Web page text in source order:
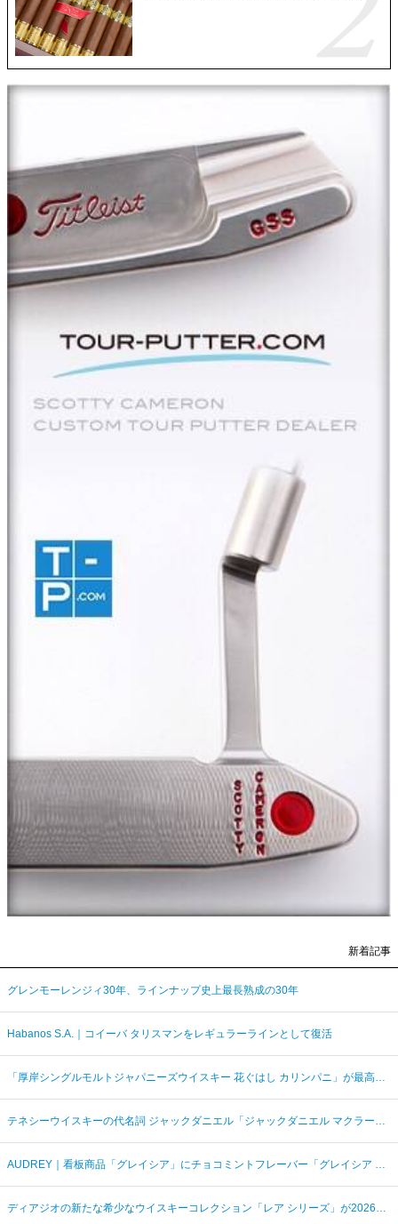
新着記事
グレンモーレンジィ30年、ラインナップ史上最長熟成の30年
Habanos S.A.｜コイーバ タリスマンをレギュラーラインとして復活
「厚岸シングルモルトジャパニーズウイスキー 花ぐはし カリンパニ」が最高金賞、ジャパングランプリ受賞
テネシーウイスキーの代名詞 ジャックダニエル「ジャックダニエル マクラーレン2026ラベル」を数量限定発売
AUDREY｜看板商品「グレイシア」にチョコミントフレーバー「グレイシア チョコミンティ」が新登場
ディアジオの新たな希少なウイスキーコレクション「レア シリーズ」が2026年7月7日（火）より日本発売